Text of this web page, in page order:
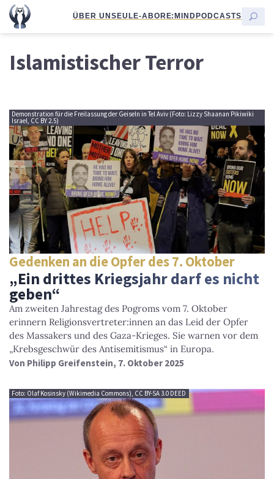
ÜBER UNSEULE-ABORE:MINDPODCASTS
Islamistischer Terror
Demonstration für die Freilassung der Geiseln in Tel Aviv (Foto: Lizzy Shaanan Pikiwiki
Israel, CC BY 2.5)
Gedenken an die Opfer des 7. Oktober
„Ein drittes Kriegsjahr darf es nicht
geben“
Am zweiten Jahrestag des Pogroms vom 7. Oktober
erinnern Religionsvertreter:innen an das Leid der Opfer
des Massakers und des Gaza-Krieges. Sie warnen vor dem
„Krebsgeschwür des Antisemitismus“ in Europa.
Von Philipp Greifenstein, 7. Oktober 2025
Foto: Olaf Kosinsky (Wikimedia Commons), CC BY-SA 3.0 DEED